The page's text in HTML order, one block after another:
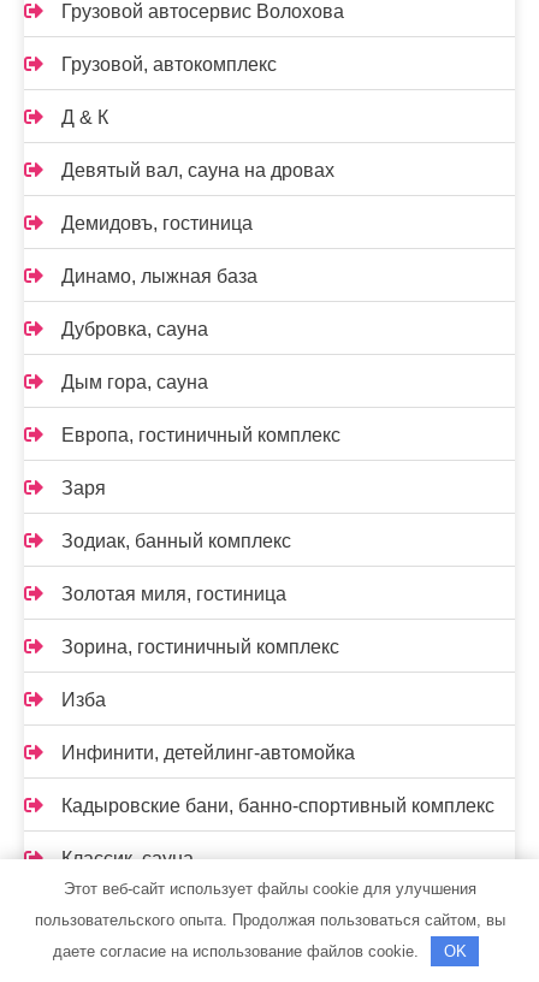
Грузовой автосервис Волохова
Грузовой, автокомплекс
Д & К
Девятый вал, сауна на дровах
Демидовъ, гостиница
Динамо, лыжная база
Дубровка, сауна
Дым гора, сауна
Европа, гостиничный комплекс
Заря
Зодиак, банный комплекс
Золотая миля, гостиница
Зорина, гостиничный комплекс
Изба
Инфинити, детейлинг-автомойка
Кадыровские бани, банно-спортивный комплекс
Классик, сауна
Клёвое место, клуб семейного отдыха
Ковчег, гостиничный комплекс
Этот веб-сайт использует файлы cookie для улучшения
пользовательского опыта. Продолжая пользоваться сайтом, вы
даете согласие на использование файлов cookie.
OK